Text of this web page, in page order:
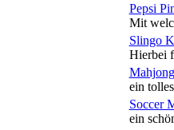
Pepsi
Mit
Slingo
Hierbei
ein
Soccer
ein